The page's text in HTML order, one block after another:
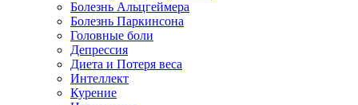
Болезнь Альцгеймера
Болезнь Паркинсона
Головные боли
Депрессия
Диета и Потеря веса
Интеллект
Курение